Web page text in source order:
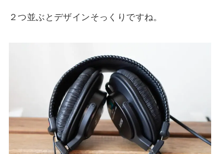
２つ並ぶとデザインそっくりですね。